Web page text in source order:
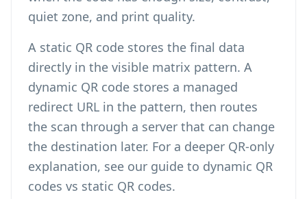
quiet zone, and print quality.
A static QR code stores the final data
directly in the visible matrix pattern. A
dynamic QR code stores a managed
redirect URL in the pattern, then routes
the scan through a server that can change
the destination later. For a deeper QR-only
explanation, see our guide to dynamic QR
codes vs static QR codes.